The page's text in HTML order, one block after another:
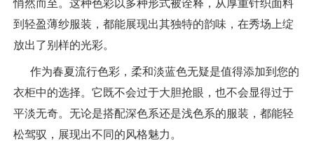
悄然而至。这种色彩以多种形式被诠释，从厚重针织面料
到轻盈薄纱服装，都能展现出其独特的韵味，在秀场上绽
放出了别样的光彩。
作为春夏流行色彩，柔和淡蓝色无疑是值得添加到您的
衣柜中的选择。它既不会过于大胆抢眼，也不会显得过于
平淡无奇。无论是搭配深色系还是浅色系的服装，都能轻
松驾驭，展现出不同的风格魅力。